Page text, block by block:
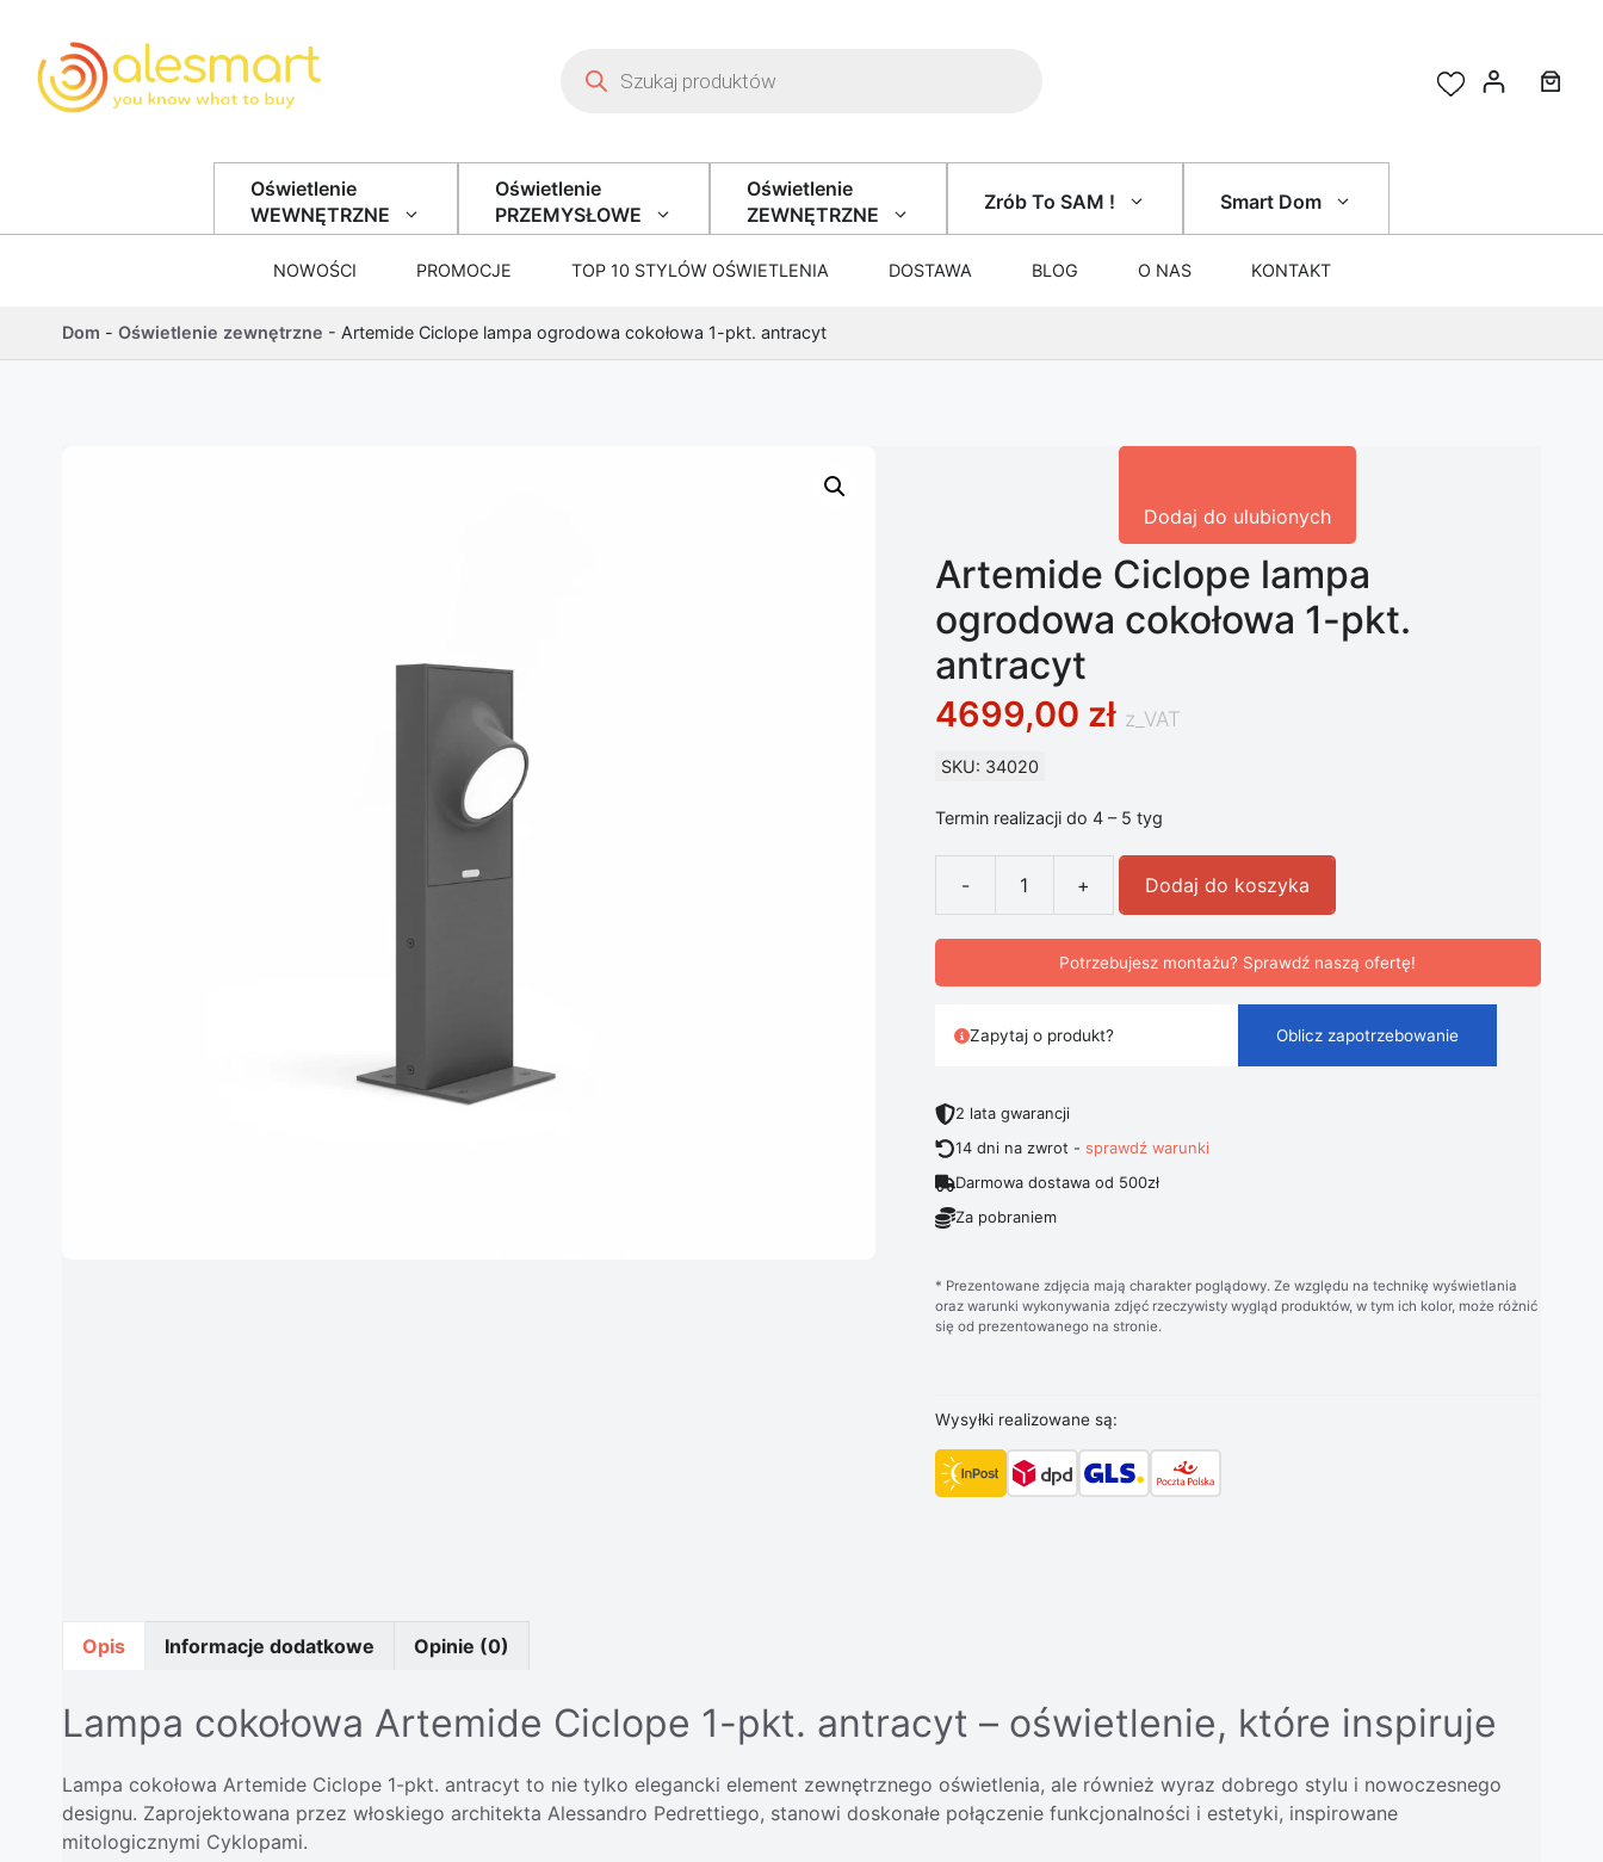
Oświetlenie
WEWNĘTRZNE
Oświetlenie
PRZEMYSŁOWE
Oświetlenie
ZEWNĘTRZNE
Zrób To SAM ! Smart Dom
NOWOŚCI PROMOCJE TOP 10 STYLÓW OŚWIETLENIA DOSTAWA BLOG O NAS KONTAKT
Dom - Oświetlenie zewnętrzne - Artemide Ciclope lampa ogrodowa cokołowa 1-pkt. antracyt
Dodaj do ulubionych
Artemide Ciclope lampa
ogrodowa cokołowa 1-pkt.
antracyt
4699,00 zł z_VAT
SKU: 34020
Termin realizacji do 4 – 5 tyg
-
ilość Artemide Ciclope lampa ogrodowa cokołowa 1-pkt. antracyt
+ Dodaj do koszyka
Potrzebujesz montażu? Sprawdź naszą ofertę!
Zapytaj o produkt? Oblicz zapotrzebowanie
2 lata gwarancji
14 dni na zwrot -sprawdź warunki
Darmowa dostawa od 500zł
Za pobraniem
* Prezentowane zdjęcia mają charakter poglądowy. Ze względu na technikę wyświetlania
oraz warunki wykonywania zdjęć rzeczywisty wygląd produktów, w tym ich kolor, może różnić
się od prezentowanego na stronie.
Wysyłki realizowane są:
Opis Informacje dodatkowe Opinie (0)
Lampa cokołowa Artemide Ciclope 1-pkt. antracyt – oświetlenie, które inspiruje
Lampa cokołowa Artemide Ciclope 1-pkt. antracyt to nie tylko elegancki element zewnętrznego oświetlenia, ale również wyraz dobrego stylu i nowoczesnego
designu. Zaprojektowana przez włoskiego architekta Alessandro Pedrettiego, stanowi doskonałe połączenie funkcjonalności i estetyki, inspirowane
mitologicznymi Cyklopami.